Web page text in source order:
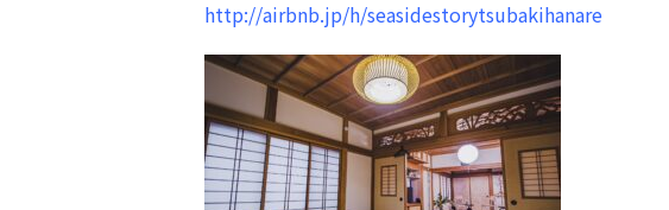
http://airbnb.jp/h/seasidestorytsubakihanare